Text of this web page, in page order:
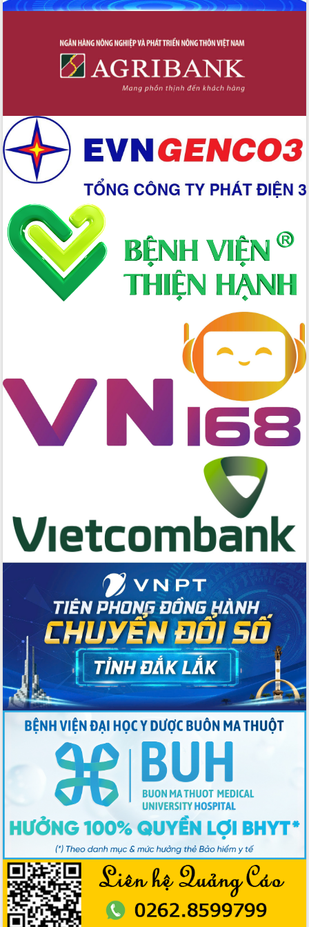
Đắk Lắk: Tôn vinh 46 giải pháp tại Hội
Đắk Lắk rà soát, điều chỉnh Đề án 190
về phát triển nuôi trồng thủy sản
Phó Chủ tịch UBND tỉnh Đắk Lắk
Trương Công Thái kiểm tra thực địa
Thuột
Định vị cà phê Việt Nam như một “di
sản sống” trong dòng chảy toàn cầu
Xây dựng nông thôn mới: Nâng cao đời
sống người dân từ những mô hình thiết
Quyết liệt tháo gỡ vướng mắc, đẩy
nhanh tiến độ các dự án trọng điểm
trong Khu kinh tế Nam Phú Yên
Hòn Yến phát triển du lịch gắn với bảo
tồn biển
Lấy ý kiến điều chỉnh Quy hoạch tỉnh
Đắk Lắk thời kỳ 2021-2030, tầm nhìn
kinh tế từ 10% trở lên trong Quý
II/2026
Đắk Lắk ký kết thỏa thuận hợp tác về
chuyển đổi số giai đoạn 2026 – 2030
với Tập đoàn Bưu chính Viễn thông
Du lịch Đắk Lắk nâng tầm trải nghiệm
du khách thông qua Hệ thống cơ sở dữ
liệu và Bản đồ số
Tập huấn ứng dụng trí tuệ nhân tạo (AI)
trong thương mại điện tử năm 2026
Đoàn đại biểu Quốc hội tỉnh Đắk Lắk
trao đổi thông tin trước Kỳ họp thứ
nhất, Quốc hội khóa XVI
Quyết liệt cải cách hành chính, khơi
thông nguồn lực phát triển
Nâng cao hiệu lực, hiệu quả HĐND
tỉnh thông qua hiện đại hóa hành chính
Xã Ea Phê gắn cải cách hành chính với
chuyển đổi số
Phó Chủ tịch Thường trực UBND tỉnh
Hồ Thị Nguyên Thảo làm việc tại Trung
tâm Phục vụ hành chính công xã Ea
Xây dựng nền hành chính số đồng
hành cùng nông dân dân, doanh nghiệp
Giai đoạn 2026-2030, Đắk Lắk phấn
đấu có 77% xã đạt chuẩn nông thôn
Chuyển đổi số 'mở đường' cho nông
nghiệp Đắk Lắk tăng trưởng bứt phá
Triển khai đồng bộ đo đạc, lập hồ sơ
địa chính, hoàn thiện cơ sở dữ liệu đất